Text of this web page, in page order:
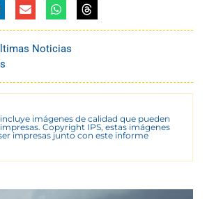
Noticias
imágenes de calidad que pueden
Copyright IPS, estas imágenes
impresas junto con este informe